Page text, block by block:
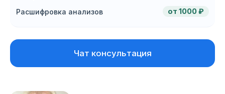
Расшифровка анализов от 1000 ₽
Чат консультация